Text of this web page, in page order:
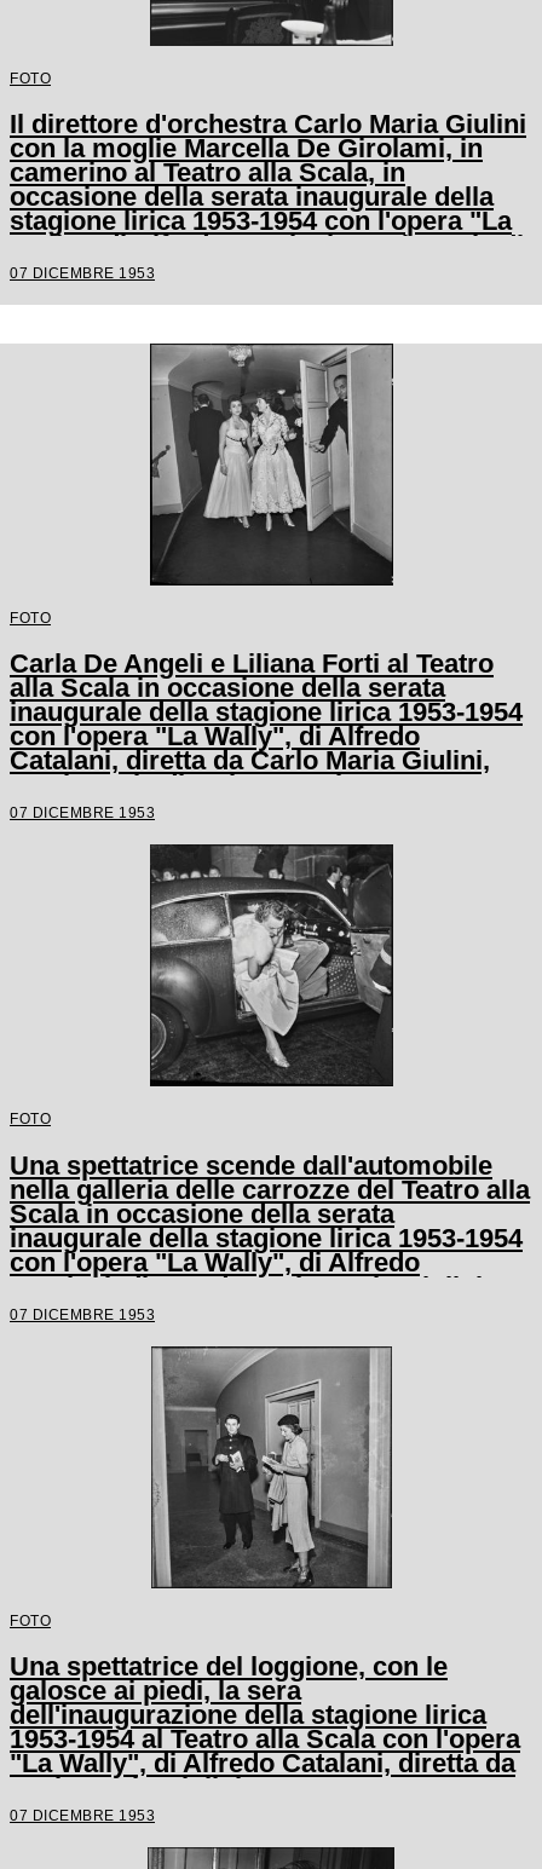
FOTO
Il direttore d'orchestra Carlo Maria Giulini
con la moglie Marcella De Girolami, in
camerino al Teatro alla Scala, in
occasione della serata inaugurale della
stagione lirica 1953-1954 con l'opera "La
Wally", di Alfredo Catalani, con la regia di
Tatiana Pavlova e la direzione di Giulini
07 DICEMBRE 1953
FOTO
Carla De Angeli e Liliana Forti al Teatro
alla Scala in occasione della serata
inaugurale della stagione lirica 1953-1954
con l'opera "La Wally", di Alfredo
Catalani, diretta da Carlo Maria Giulini,
con la regia di Tatiana Pavlova
07 DICEMBRE 1953
FOTO
Una spettatrice scende dall'automobile
nella galleria delle carrozze del Teatro alla
Scala in occasione della serata
inaugurale della stagione lirica 1953-1954
con l'opera "La Wally", di Alfredo
Catalani, diretta da Carlo Maria Giulini,
con la regia di Tatiana Pavlova
07 DICEMBRE 1953
FOTO
Una spettatrice del loggione, con le
galosce ai piedi, la sera
dell'inaugurazione della stagione lirica
1953-1954 al Teatro alla Scala con l'opera
"La Wally", di Alfredo Catalani, diretta da
Carlo Maria Giulini
07 DICEMBRE 1953